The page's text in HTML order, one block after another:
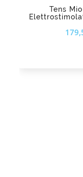
Tens